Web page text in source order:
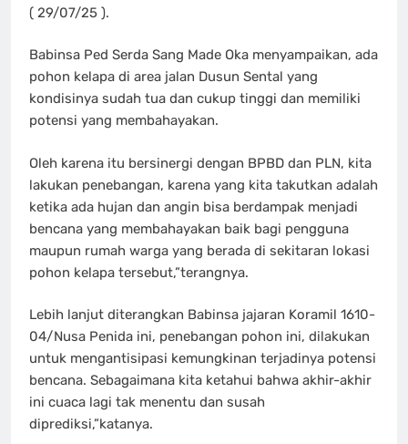
( 29/07/25 ).
Babinsa Ped Serda Sang Made Oka menyampaikan, ada
pohon kelapa di area jalan Dusun Sental yang
kondisinya sudah tua dan cukup tinggi dan memiliki
potensi yang membahayakan.
Oleh karena itu bersinergi dengan BPBD dan PLN, kita
lakukan penebangan, karena yang kita takutkan adalah
ketika ada hujan dan angin bisa berdampak menjadi
bencana yang membahayakan baik bagi pengguna
maupun rumah warga yang berada di sekitaran lokasi
pohon kelapa tersebut,”terangnya.
Lebih lanjut diterangkan Babinsa jajaran Koramil 1610-
04/Nusa Penida ini, penebangan pohon ini, dilakukan
untuk mengantisipasi kemungkinan terjadinya potensi
bencana. Sebagaimana kita ketahui bahwa akhir-akhir
ini cuaca lagi tak menentu dan susah
diprediksi,”katanya.